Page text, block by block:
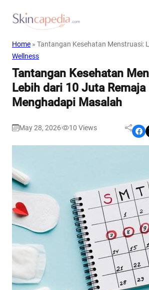
Home » Tantangan Kesehatan Menstruasi:
Wellness
Tantangan Kesehatan
Lebih dari 10 Juta
Menghadapi Masalah
May 28, 2026 10 Views Share on Facebook